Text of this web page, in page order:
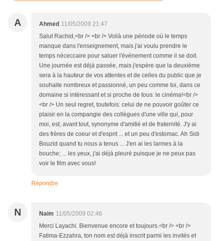
A Ahmed 11/05/2009 21:47
Salut Rachid,<br /> <br /> Voilà une période où le temps
manque dans l'enseignement, mais j'ai voulu prendre le
temps néceccaire pour saluer l'événement comme il se doit.
Une journée est déjà passée, mais j'espère que la deuxième
sera à la hauteur de vos attentes et de celles du public que je
souhaite nombreux et passionné, un peu comme toi, dans ce
domaine si intéressant et si proche de tous: le cinéma!<br />
<br /> Un seul regret, toutefois: celui de ne pouvoir goûter ce
plaisir en la compangie des collègues d'une ville qui, pour
moi, est, avant tout, synonyme d'amitié et de fraternité. J'y ai
des frères de coeur et d'esprit ... et un peu d'estomac. Ah Sidi
Bouzid quand tu nous a tenus ... J'en ai les larmes à la
bouche; ... les yeux, j'ai déjà pleuré puisque je ne peux pas
voir le film avec vous!
Répondre
N Naim 11/05/2009 02:46
Merci Layachi. Bienvenue encore et toujours.<br /> <br />
Fatima-Ezzahra, ton nom est déjà inscrit parmi les invités et